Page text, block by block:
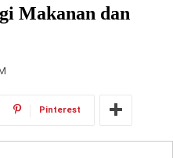
Makanan dan
Pinterest